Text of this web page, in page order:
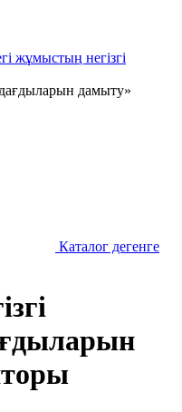
жұмыстың негізгі
дағдыларын дамыту»
Каталог дегенге